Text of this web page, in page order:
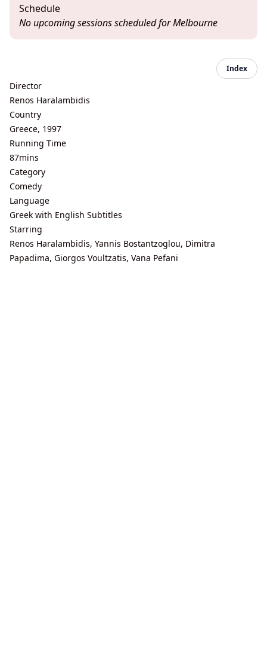
Schedule
No upcoming sessions scheduled for Melbourne
Index
Director
Renos Haralambidis
Country
Greece, 1997
Running Time
87mins
Category
Comedy
Language
Greek with English Subtitles
Starring
Renos Haralambidis, Yannis Bostantzoglou, Dimitra
Papadima, Giorgos Voultzatis, Vana Pefani